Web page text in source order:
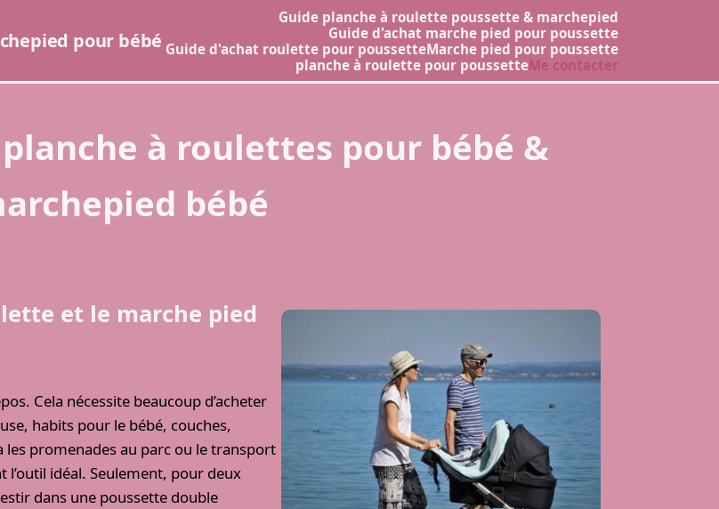
pour bébé
Guide planche à roulette poussette & marchepied
Guide d'achat marche pied pour poussette
Guide d'achat roulette pour poussetteMarche pied pour poussette
planche à roulette pour poussetteMe contacter
à roulettes pour bébé &
bébé
et le marche pied
Cela nécessite beaucoup d’acheter
habits pour le bébé, couches,
promenades au parc ou le transport
idéal. Seulement, pour deux
dans une poussette double